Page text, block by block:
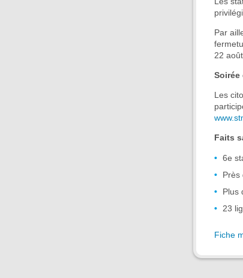
Par
22
Soirée
Les
Faits
6e
Près
Plus
23
Fiche